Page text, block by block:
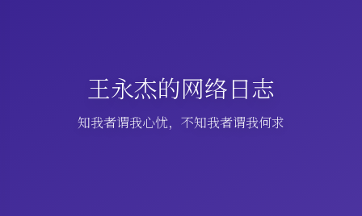
王永杰的网络日志
知我者谓我心忧，不知我者谓我何求